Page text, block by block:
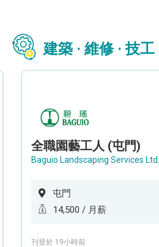
建築 · 維修 · 技工
全職園藝工人 (屯門)
Baguio Landscaping Services Ltd.
屯門
14,500 / 月薪
刊登於 19小時前